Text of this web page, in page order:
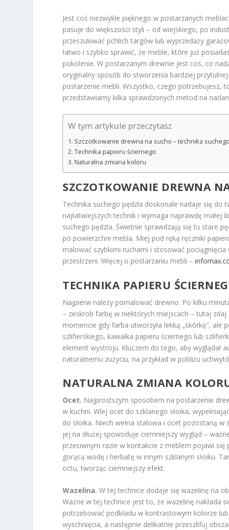
Jest coś niezwykle pięknego w postarzanych
pasuje do większości styli – od wiejskiego, po
przeszukiwać pchlich targów lub wyprzedaży
łatwo i szybko sprawić, że meble, które już
pokolenie. W postarzanym drewnie jest coś, co
oryginalny sposób do stworzenia bardziej
postarzenie mebli. Wszystko, czego potrzebujesz,
przedstawiamy kilka sprawdzonych metod na
W tym artykule przeczytasz
Szczotkowanie drewna na sucho – technika
Technika papieru ściernego
Naturalna zmiana koloru
SZCZOTKOWANIE DREWNA
Technika suchego pędzla doskonale nadaje się
najłatwiejszych technik i wymaga naprawdę
suchego pędzla. Świetnie sprawdzają się tu stare
po powierzchni mebla. Miej pod ręką ręczniki
malować szybkimi ruchami i stosować
przestrzeni. Więcej o postarzaniu mebli –
TECHNIKA PAPIERU
Najpierw należy pomalować drewno. Po kilku
– zeskrob farbę w niektórych miejscach – tutaj
momencie gdy farba utworzyła lekką „skórkę”,
szlifierskiego, kawałka papieru ściernego lub
element wystroju. Kluczem do tego, aby wyglądał
naturalnemu zużyciu, na przykład w pobliżu
NATURALNA ZMIANA
Ocet. Najprostszym sposobem na postarzenie
w kuchni. Wlej ocet do szklanego słoika,
do słoika. Niech wełna stalowa i ocet pozostaną
jej na dłużej spowoduje ciemniejszy wygląd –
przeciwnym razie w kontakcie z meblem pojawi
gorącą wodę i herbatę w innym szklanym słoiku.
octu, tworząc ciemniejszy efekt.
Wazelina. W tej technice dodaje się wazelinę na
Ważne w tej technice jest to, że wazelinę nakłada
potrzebować podkładu w kontrastowym kolorze
wyschnięcia, a następnie delikatnie przeszlifuj